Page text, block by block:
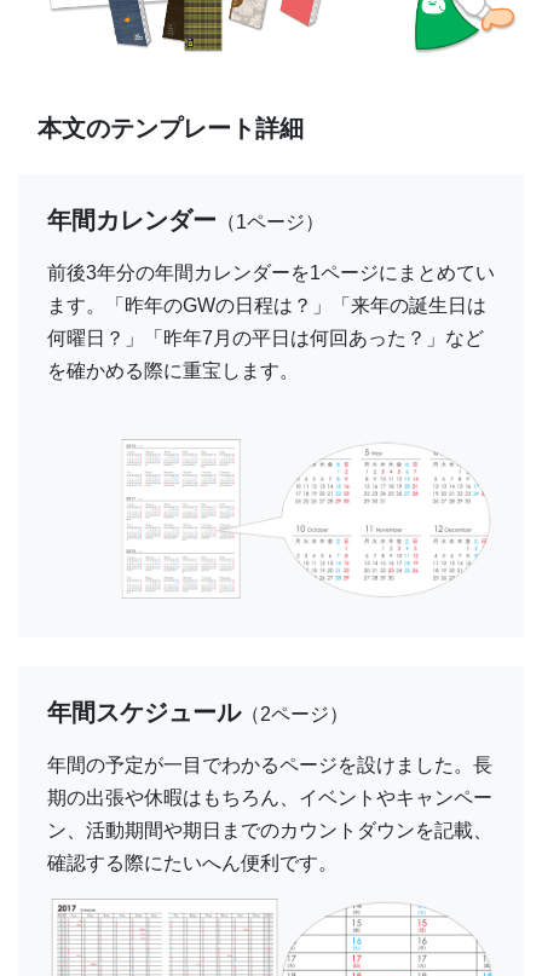
本文のテンプレート詳細
年間カレンダー （1ページ）
前後3年分の年間カレンダーを1ページにまとめてい
ます。「昨年のGWの日程は？」「来年の誕生日は
何曜日？」「昨年7月の平日は何回あった？」など
を確かめる際に重宝します。
年間スケジュール（2ページ）
年間の予定が一目でわかるページを設けました。長
期の出張や休暇はもちろん、イベントやキャンペー
ン、活動期間や期日までのカウントダウンを記載、
確認する際にたいへん便利です。